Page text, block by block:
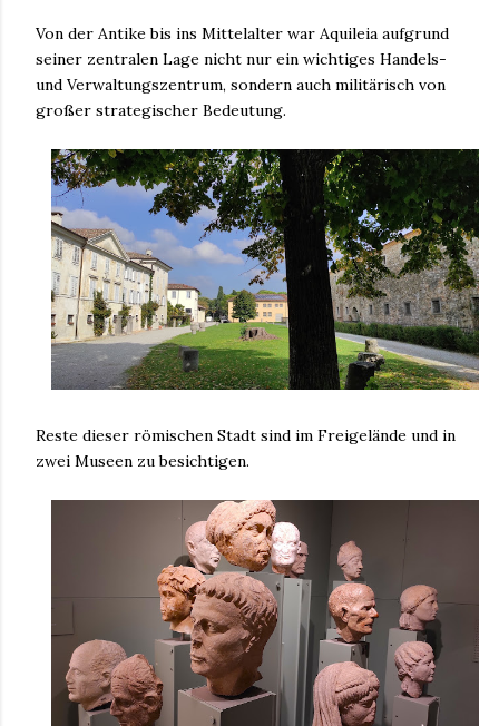
Von der Antike bis ins Mittelalter war Aquileia aufgrund
seiner zentralen Lage nicht nur ein wichtiges Handels-
und Verwaltungszentrum, sondern auch militärisch von
großer strategischer Bedeutung.
Reste dieser römischen Stadt sind im Freigelände und in
zwei Museen zu besichtigen.